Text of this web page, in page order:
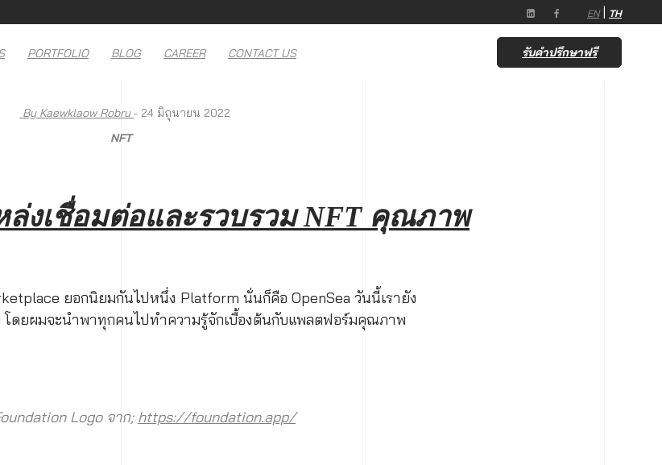
EN TH
PORTFOLIO BLOG CAREER CONTACT US รับคำปรึกษาฟรี
By Kaewklaow Robru- 24 มิถุนายน 2022
NFT
ล่งเชื่อมต่อและรวบรวม NFT คุณภาพ
ยอกนิยมกันไปหนึ่ง Platform นั่นก็คือ OpenSea วันนี้เรายัง
โดยผมจะนำพาทุกคนไปทำความรู้จักเบื้องต้นกับแพลตฟอร์มคุณภาพ
Logo จาก; https://foundation.app/